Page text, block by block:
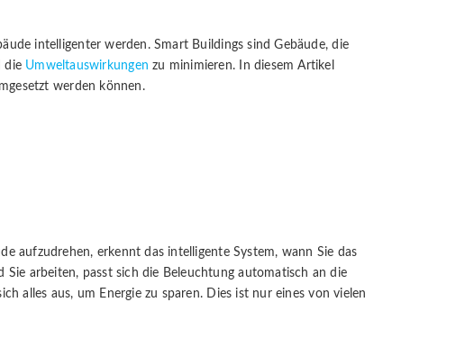
intelligenter werden. Smart Buildings sind Gebäude, die
die Umweltauswirkungen zu minimieren. In diesem Artikel
werden können.
aufzudrehen, erkennt das intelligente System, wann Sie das
arbeiten, passt sich die Beleuchtung automatisch an die
alles aus, um Energie zu sparen. Dies ist nur eines von vielen